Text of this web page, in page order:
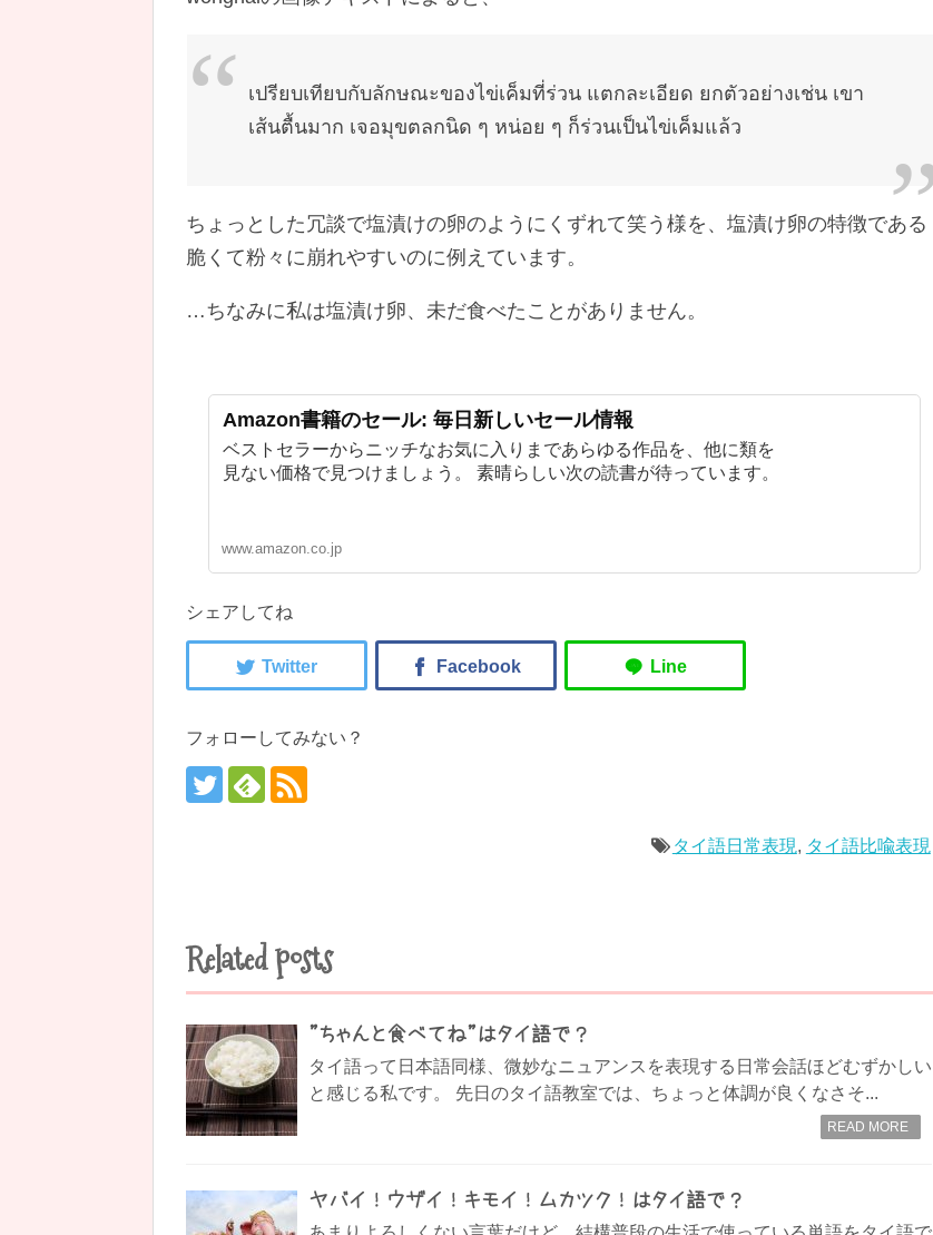
เปรียบเทียบกับลักษณะของไข่เค็มที่ร่วน แตกละเอียด ยกตัวอย่างเช่น เขา
เส้นตื้นมาก เจอมุขตลกนิด ๆ หน่อย ๆ ก็ร่วนเป็นไข่เค็มแล้ว
ちょっとした冗談で塩漬けの卵のようにくずれて笑う様を、塩漬け卵の特徴である
脆くて粉々に崩れやすいのに例えています。
…ちなみに私は塩漬け卵、未だ食べたことがありません。
Amazon書籍のセール: 毎日新しいセール情報
ベストセラーからニッチなお気に入りまであらゆる作品を、他に類を
見ない価格で見つけましょう。 素晴らしい次の読書が待っています。
www.amazon.co.jp
シェアしてね
フォローしてみない？
タイ語日常表現, タイ語比喩表現
Related posts
”ちゃんと食べてね”はタイ語で？
タイ語って日本語同様、微妙なニュアンスを表現する日常会話ほどむずかしい
と感じる私です。 先日のタイ語教室では、ちょっと体調が良くなさそ...
READ MORE
ヤバイ！ウザイ！キモイ！ムカツク！はタイ語で？